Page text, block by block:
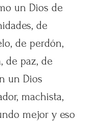
un Dios de
de
de perdón,
de paz, de
un Dios
machista,
mejor y eso